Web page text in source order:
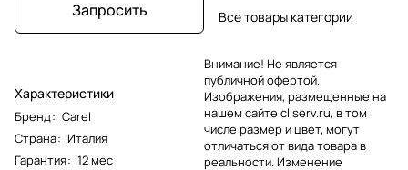
Запросить
Характеристики
Бренд: Carel
Страна: Италия
Гарантия: 12 мес
Все товары категории
Внимание! Не является
публичной офертой.
Изображения, размещенные на
нашем сайте cliserv.ru, в том
числе размер и цвет, могут
отличаться от вида товара в
реальности. Изменение